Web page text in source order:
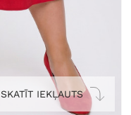
SKATĪT IEKĻAUTS